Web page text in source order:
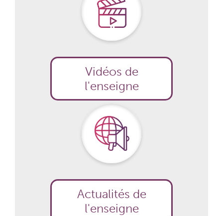
Vidéos de
l'enseigne
Actualités de
l'enseigne